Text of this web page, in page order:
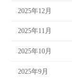
2025年12月
2025年11月
2025年10月
2025年9月